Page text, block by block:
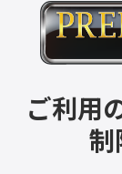
ご利用
制